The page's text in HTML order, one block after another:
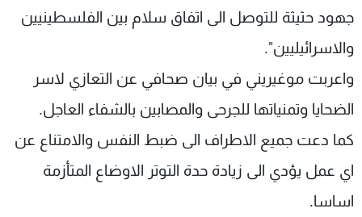
جهود حثيثة للتوصل الى اتفاق سلام بين الفلسطينيين
والاسرائيليين".
واعربت موغيريني في بيان صحافي عن التعازي لاسر
الضحايا وتمنياتها للجرحى والمصابين بالشفاء العاجل.
كما دعت جميع الاطراف الى ضبط النفس والامتناع عن
اي عمل يؤدي الى زيادة حدة التوتر الاوضاع المتأزمة
اساسا.